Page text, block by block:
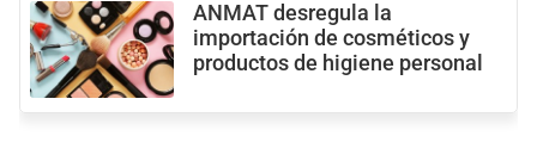
ANMAT desregula la
importación de cosméticos y
productos de higiene personal